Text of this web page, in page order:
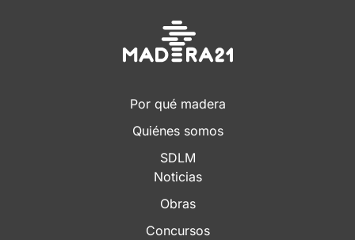
Por qué madera
Quiénes somos
SDLM
Noticias
Obras
Concursos